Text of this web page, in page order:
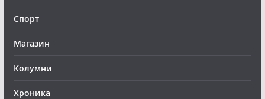
Спорт
Магазин
Колумни
Хроника